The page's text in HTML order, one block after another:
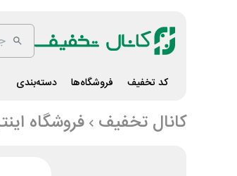
کد تخفیف فروشگاه‌ها دسته‌بندی
کانال تخفیف فروشگاه